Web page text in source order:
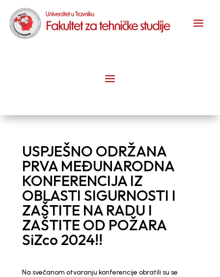
USPJEŠNO ODRŽANA
PRVA MEĐUNARODNA
KONFERENCIJA IZ
OBLASTI SIGURNOSTI I
ZAŠTITE NA RADU I
ZAŠTITE OD POŽARA
SiZco 2024!!
Na svečanom otvaranju konferencije obratili su se